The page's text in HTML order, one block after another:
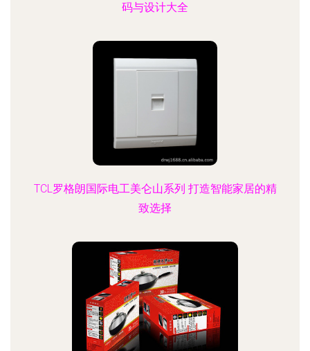
码与设计大全
TCL罗格朗国际电工美仑山系列 打造智能家居的精
致选择